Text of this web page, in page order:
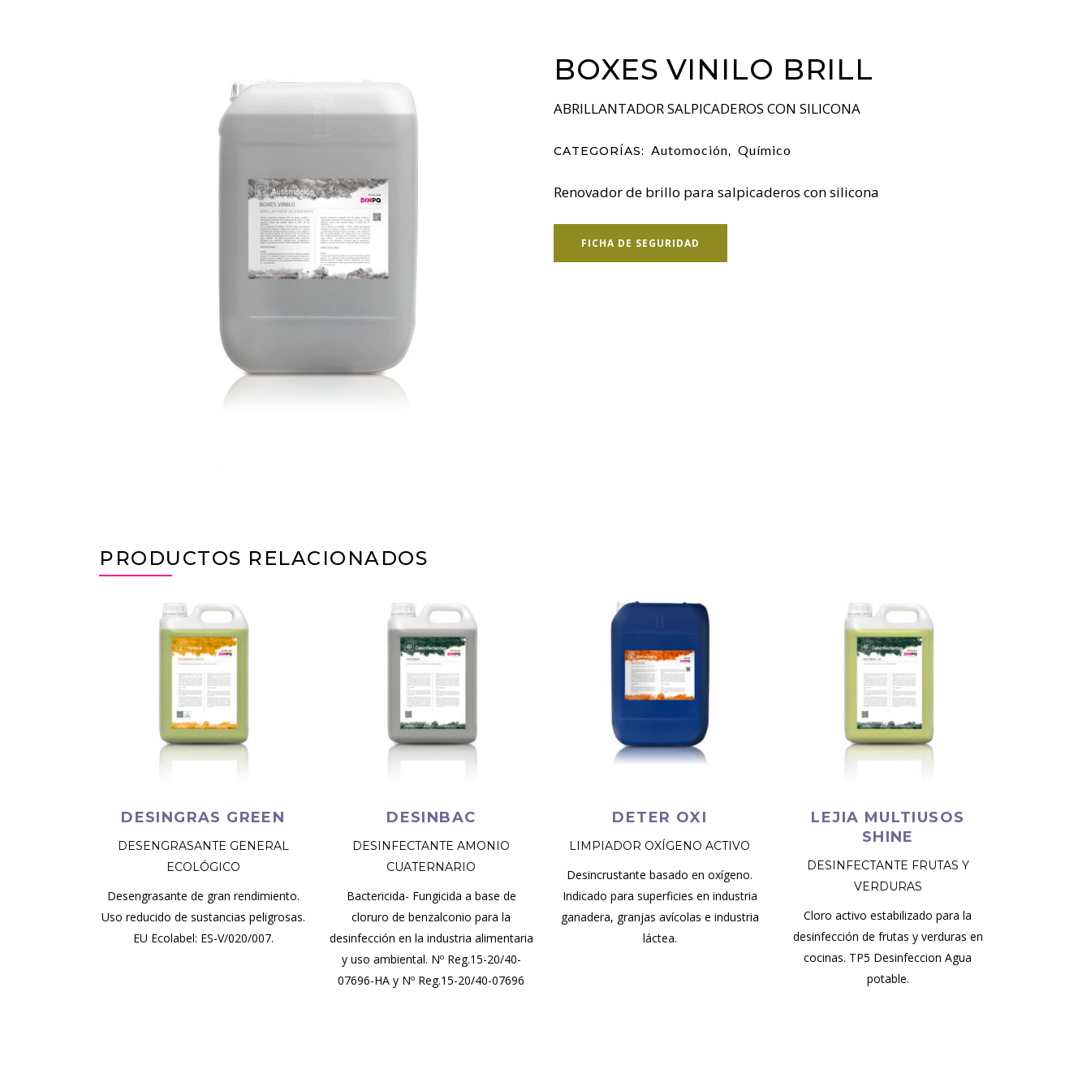
BOXES VINILO BRILL
ABRILLANTADOR SALPICADEROS CON SILICONA
CATEGORÍAS: Automoción, Químico
Renovador de brillo para salpicaderos con silicona
FICHA DE SEGURIDAD
PRODUCTOS RELACIONADOS
DESINGRAS GREEN
DESENGRASANTE GENERAL
ECOLÓGICO
Desengrasante de gran rendimiento.
Uso reducido de sustancias peligrosas.
EU Ecolabel: ES-V/020/007.
DESINBAC
DESINFECTANTE AMONIO
CUATERNARIO
Bactericida- Fungicida a base de
cloruro de benzalconio para la
desinfección en la industria alimentaria
y uso ambiental. Nº Reg.15-20/40-
07696-HA y Nº Reg.15-20/40-07696
DETER OXI
LIMPIADOR OXÍGENO ACTIVO
Desincrustante basado en oxígeno.
Indicado para superficies en industria
ganadera, granjas avícolas e industria
láctea.
LEJIA MULTIUSOS
SHINE
DESINFECTANTE FRUTAS Y
VERDURAS
Cloro activo estabilizado para la
desinfección de frutas y verduras en
cocinas. TP5 Desinfeccion Agua
potable.